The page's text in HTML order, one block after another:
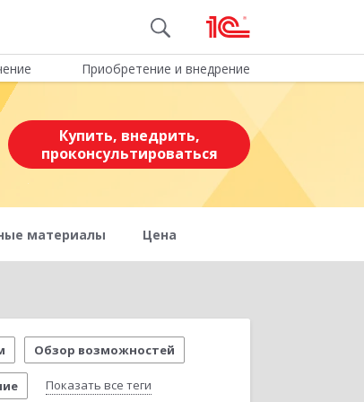
Приобретение и внедрение
Купить, внедрить,
проконсультироваться
материалы Цена
Обзор возможностей
Показать все теги